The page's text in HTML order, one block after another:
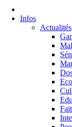
Infos
Actualités